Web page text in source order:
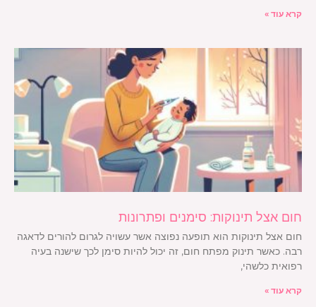
קרא עוד »
חום אצל תינוקות: סימנים ופתרונות
חום אצל תינוקות הוא תופעה נפוצה אשר עשויה לגרום להורים לדאגה
רבה. כאשר תינוק מפתח חום, זה יכול להיות סימן לכך שישנה בעיה
רפואית כלשהי,
קרא עוד »